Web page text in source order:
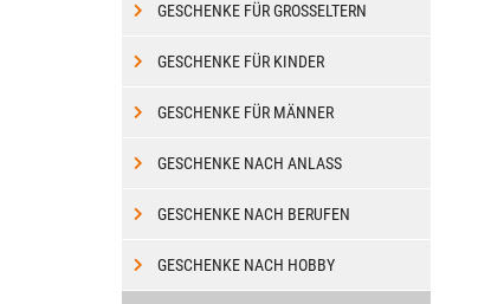
GESCHENKE FÜR GROSSELTERN
GESCHENKE FÜR KINDER
GESCHENKE FÜR MÄNNER
GESCHENKE NACH ANLASS
GESCHENKE NACH BERUFEN
GESCHENKE NACH HOBBY